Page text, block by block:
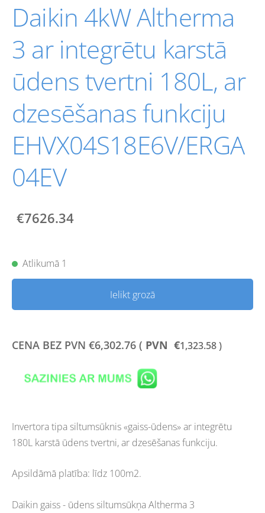
Daikin 4kW Altherma
3 ar integrētu karstā
ūdens tvertni 180L, ar
dzesēšanas funkciju
EHVX04S18E6V/ERGA
04EV
€7626.34
Atlikumā 1
Ielikt grozā
CENA BEZ PVN €6,302.76 ( PVN €1,323.58 )
Invertora tipa siltumsūknis «gaiss-ūdens» ar integrētu
180L karstā ūdens tvertni, ar dzesēšanas funkciju.
Apsildāmā platība: līdz 100m2.
Daikin gaiss - ūdens siltumsūkņa Altherma 3